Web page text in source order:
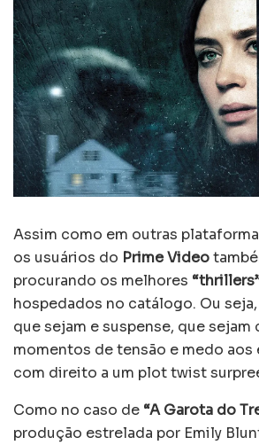
Assim como em outras
os usuários do Prime Video
procurando os melhores
hospedados no catálogo. Ou
que sejam e suspense, que sejam
momentos de tensão e medo aos
com direito a um plot twist
Como no caso de “A Garota do
produção estrelada por Emily